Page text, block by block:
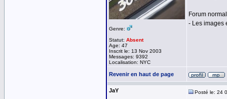
Genre:
Statut: Absent
Age: 47
Inscrit le: 13 Nov 2003
Messages: 9392
Localisation: NYC
Forum
- Les images
Revenir en haut de page
JaY Posté le: 24